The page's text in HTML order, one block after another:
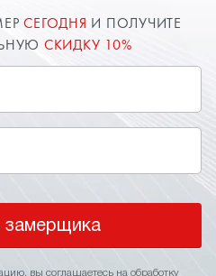
СЕГОДНЯ И ПОЛУЧИТЕ
СКИДКУ 10%
замерщика
вы соглашаетесь на обработку